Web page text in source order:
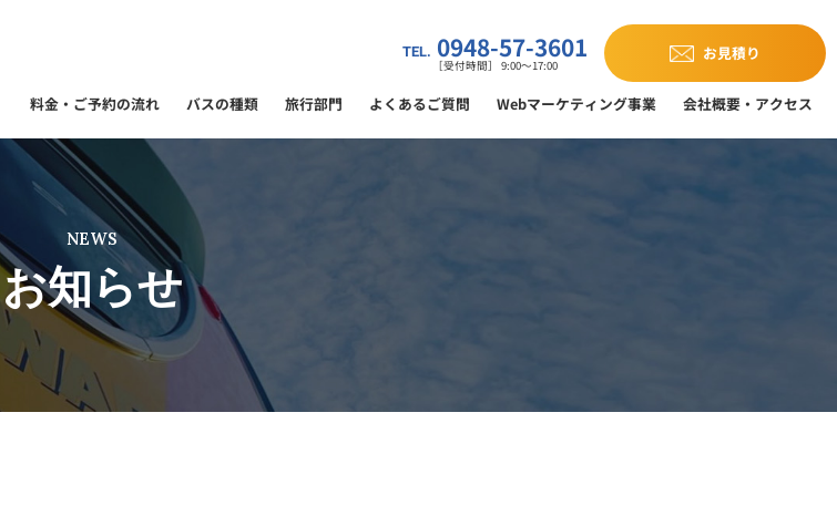
料金・ご予約の流れ バスの種類 旅行部門 よくあるご質問 Webマーケティング事業 会社概要・アクセス
TEL. 0948-57-3601
［受付時間］ 9:00～17:00
お見積り
NEWS
お知らせ